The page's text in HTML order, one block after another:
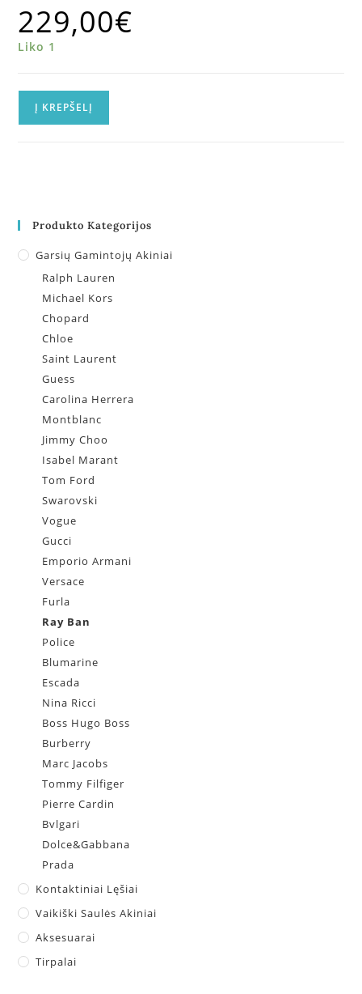
229,00€
Liko 1
Į KREPŠELĮ
Produkto Kategorijos
Garsių Gamintojų Akiniai
Ralph Lauren
Michael Kors
Chopard
Chloe
Saint Laurent
Guess
Carolina Herrera
Montblanc
Jimmy Choo
Isabel Marant
Tom Ford
Swarovski
Vogue
Gucci
Emporio Armani
Versace
Furla
Ray Ban
Police
Blumarine
Escada
Nina Ricci
Boss Hugo Boss
Burberry
Marc Jacobs
Tommy Filfiger
Pierre Cardin
Bvlgari
Dolce&Gabbana
Prada
Kontaktiniai Lęšiai
Vaikiški Saulės Akiniai
Aksesuarai
Tirpalai